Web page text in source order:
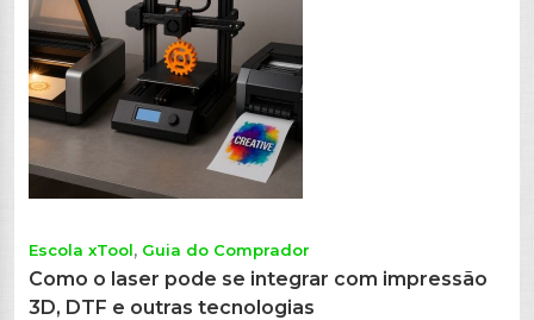
Escola xTool Guia do Comprador
Como o laser pode se integrar com impressão
3D, DTF e outras tecnologias